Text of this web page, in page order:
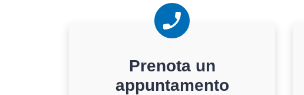
Prenota un
appuntamento